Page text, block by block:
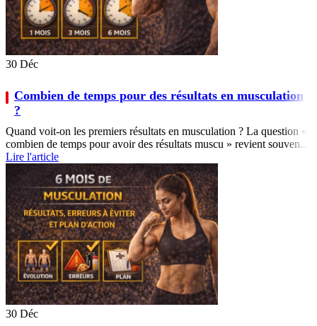
30 Déc
Combien de temps pour des résultats en musculation
?
Quand voit-on les premiers résultats en musculation ? La question «
combien de temps pour avoir des résultats muscu » revient souven...
Lire l'article
30 Déc